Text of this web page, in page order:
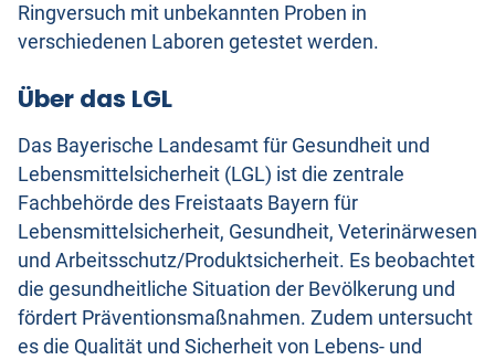
Ringversuch mit unbekannten Proben in
verschiedenen Laboren getestet werden.
Über das LGL
Das Bayerische Landesamt für Gesundheit und
Lebensmittelsicherheit (LGL) ist die zentrale
Fachbehörde des Freistaats Bayern für
Lebensmittelsicherheit, Gesundheit, Veterinärwesen
und Arbeitsschutz/Produktsicherheit. Es beobachtet
die gesundheitliche Situation der Bevölkerung und
fördert Präventionsmaßnahmen. Zudem untersucht
es die Qualität und Sicherheit von Lebens- und